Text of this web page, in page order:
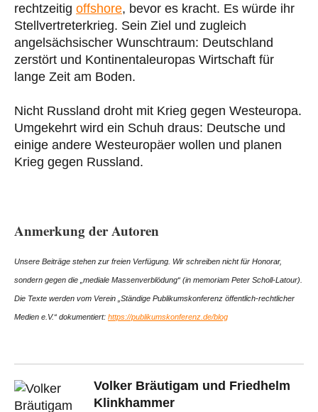
rechtzeitig offshore, bevor es kracht. Es würde ihr
Stellvertreterkrieg. Sein Ziel und zugleich
angelsächsischer Wunschtraum: Deutschland
zerstört und Kontinentaleuropas Wirtschaft für
lange Zeit am Boden.
Nicht Russland droht mit Krieg gegen Westeuropa.
Umgekehrt wird ein Schuh draus: Deutsche und
einige andere Westeuropäer wollen und planen
Krieg gegen Russland.
Anmerkung der Autoren
Unsere Beiträge stehen zur freien Verfügung. Wir schreiben nicht für Honorar,
sondern gegen die „mediale Massenverblödung“ (in memoriam Peter Scholl-Latour).
Die Texte werden vom Verein „Ständige Publikumskonferenz öffentlich-rechtlicher
Medien e.V.“ dokumentiert: https://publikumskonferenz.de/blog
Volker Bräutigam und Friedhelm
Klinkhammer